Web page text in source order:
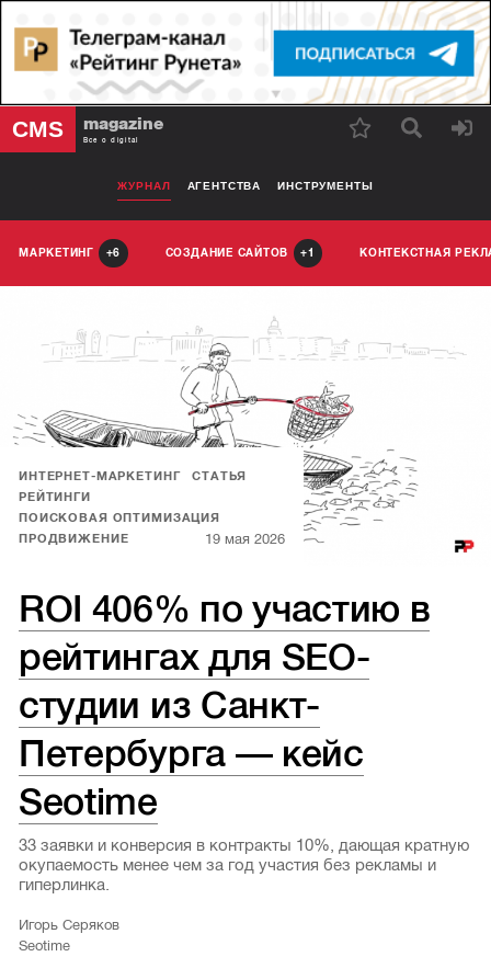
CMS magazine
Все о digital
ЖУРНАЛ АГЕНТСТВА ИНСТРУМЕНТЫ
МАРКЕТИНГ 6 СОЗДАНИЕ САЙТОВ 1 КОНТЕКСТНАЯ
ИНТЕРНЕТ-МАРКЕТИНГ
СТАТЬЯ
РЕЙТИНГИ
ПОИСКОВАЯ ОПТИМИЗАЦИЯ
ПРОДВИЖЕНИЕ
19 мая 2026
ROI 406% по участию в
рейтингах для SEO-
студии из Санкт-
Петербурга — кейс
Seotime
33 заявки и конверсия в контракты 10%, дающая кратную
окупаемость менее чем за год участия без рекламы и
гиперлинка.
Игорь Серяков
Seotime